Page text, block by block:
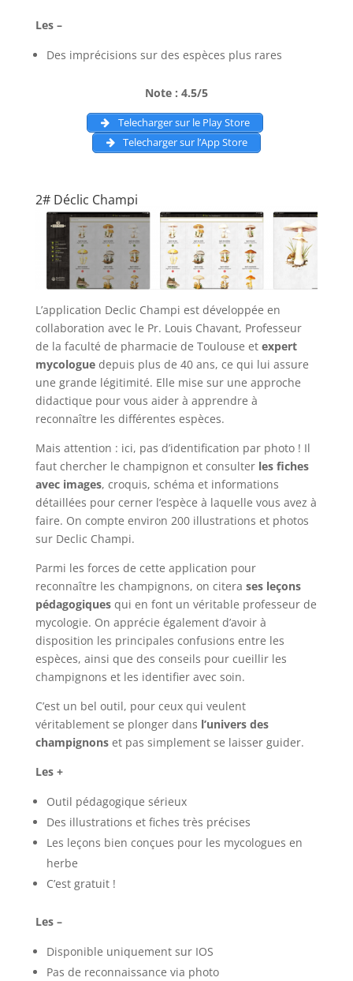
Les –
Des imprécisions sur des espèces plus rares
Note : 4.5/5
Telecharger sur le Play Store
Telecharger sur l’App Store
2# Déclic Champi
L’application Declic Champi est développée en
collaboration avec le Pr. Louis Chavant, Professeur
de la faculté de pharmacie de Toulouse et expert
mycologuedepuis plus de 40 ans, ce qui lui assure
une grande légitimité. Elle mise sur une approche
didactique pour vous aider à apprendre à
reconnaître les différentes espèces.
Mais attention : ici, pas d’identification par photo ! Il
faut chercher le champignon et consulter les fiches
avec images, croquis, schéma et informations
détaillées pour cerner l’espèce à laquelle vous avez à
faire. On compte environ 200 illustrations et photos
sur Declic Champi.
Parmi les forces de cette application pour
reconnaître les champignons, on citera ses leçons
pédagogiquesqui en font un véritable professeur de
mycologie. On apprécie également d’avoir à
disposition les principales confusions entre les
espèces, ainsi que des conseils pour cueillir les
champignons et les identifier avec soin.
C’est un bel outil, pour ceux qui veulent
véritablement se plonger dans l’univers des
champignonset pas simplement se laisser guider.
Les +
Outil pédagogique sérieux
Des illustrations et fiches très précises
Les leçons bien conçues pour les mycologues en
herbe
C’est gratuit !
Les –
Disponible uniquement sur IOS
Pas de reconnaissance via photo